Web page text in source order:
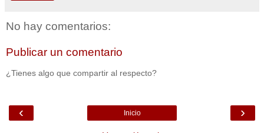
No hay comentarios:
Publicar un comentario
¿Tienes algo que compartir al respecto?
‹ ›
Inicio